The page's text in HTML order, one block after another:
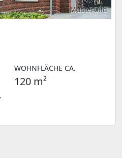
Musterbild
WOHNFLÄCHE CA.
120 m²